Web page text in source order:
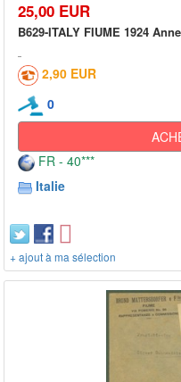
25,00 EUR
B629-ITALY FIUME 1924
2,90 EUR
0
FR - 40***
Italie
+ ajout à ma sélection